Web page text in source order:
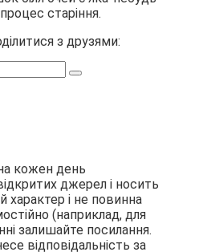
старіння.
з друзями:
кожен день
джерел і носить
характер і не повинна
(наприклад, для
залишайте посилання.
відповідальність за